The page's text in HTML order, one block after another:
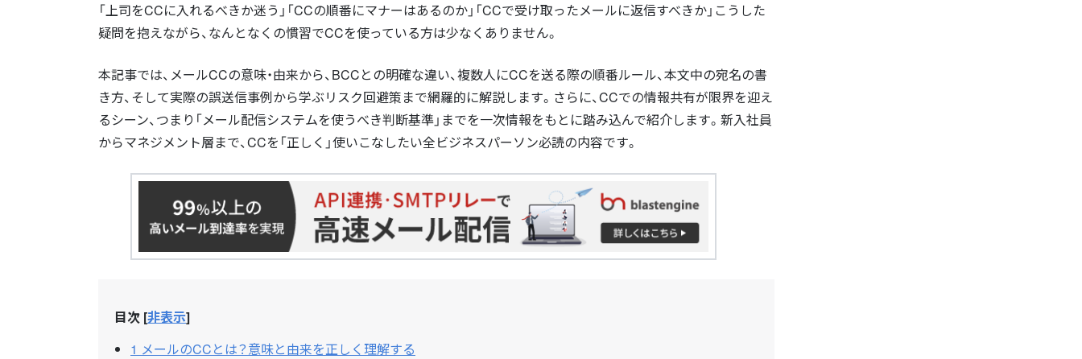
「上司をCCに入れるべきか迷う」「CCの順番にマナーはあるのか」「CCで受け取ったメールに返信すべきか」こうした
疑問を抱えながら、なんとなくの慣習でCCを使っている方は少なくありません。
本記事では、メールCCの意味・由来から、BCCとの明確な違い、複数人にCCを送る際の順番ルール、本文中の宛名の書
き方、そして実際の誤送信事例から学ぶリスク回避策まで網羅的に解説します。さらに、CCでの情報共有が限界を迎え
るシーン、つまり「メール配信システムを使うべき判断基準」までを一次情報をもとに踏み込んで紹介します。新入社員
からマネジメント層まで、CCを「正しく」使いこなしたい全ビジネスパーソン必読の内容です。
目次 [非表示]
1 メールのCCとは？意味と由来を正しく理解する